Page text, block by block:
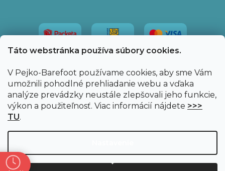
Táto webstránka používa súbory cookies.
V Pejko-Barefoot používame cookies, aby sme Vám
umožnili pohodlné prehliadanie webu a vďaka
analýze prevádzky neustále zlepšovali jeho funkcie,
výkon a použiteľnosť. Viac informácií nájdete >>>
TU.
Copyright 2026Pejko-Barefoot.sk. Všetky práva